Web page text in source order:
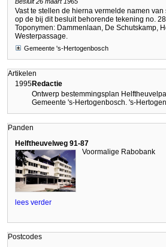
Vast te stellen de hierna vermelde namen
op de bij dit besluit behorende tekening no.
Toponymen: Dammenlaan, De Schutskamp,
Westerpassage.
Gemeente 's-Hertogenbosch
Artikelen
1995Redactie
Ontwerp bestemmingsplan
Gemeente 's-Hertogenbosch. 's-
Panden
Helftheuvelweg 91-87
Voormalige Rabobank
lees verder
Postcodes